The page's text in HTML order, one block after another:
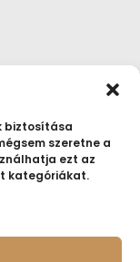
biztosítása
szeretne a
ezt az
kategóriákat.